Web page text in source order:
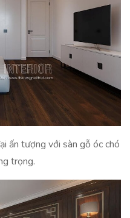
ấn tượng với sàn gỗ óc chó
trọng.